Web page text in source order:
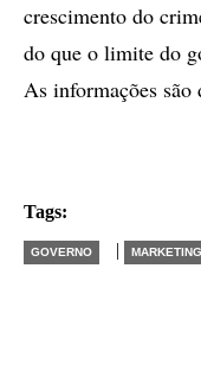
crescimento do
do que o limite do
As informações são
Tags:
GOVERNO | MARKETING